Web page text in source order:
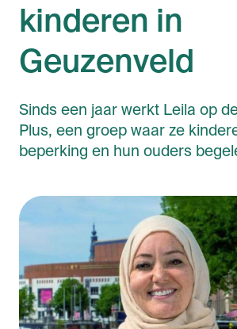
kinderen in
Geuzenveld
Sinds een jaar werkt Leila op
Plus, een groep waar ze
beperking en hun ouders